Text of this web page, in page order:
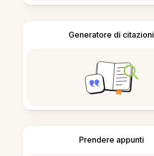
Generatore di citazioni
Prendere appunti